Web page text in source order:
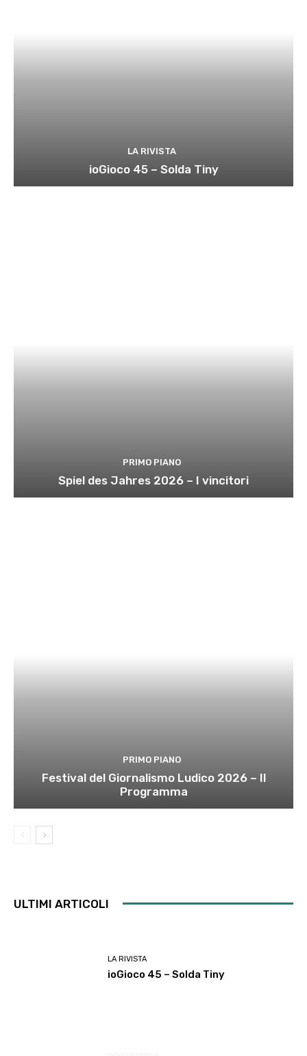
LA RIVISTA
ioGioco 45 – Solda Tiny
PRIMO PIANO
Spiel des Jahres 2026 – I vincitori
PRIMO PIANO
Festival del Giornalismo Ludico 2026 – Il
Programma
ULTIMI ARTICOLI
LA RIVISTA
ioGioco 45 – Solda Tiny